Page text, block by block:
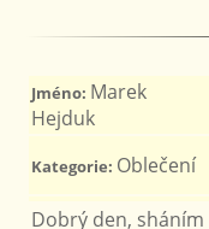
Jméno: Marek
Hejduk
Kategorie: Oblečení
Dobrý den,